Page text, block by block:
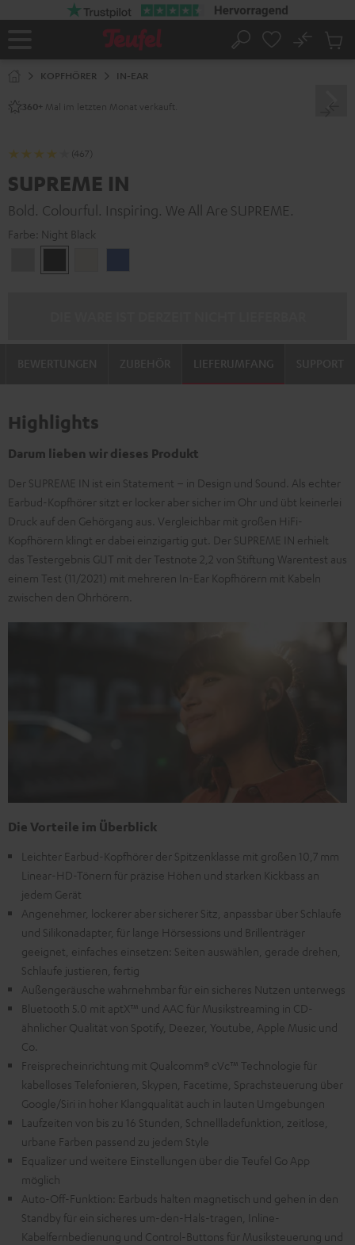
Startseite
Suche
No
KOPFHÖRER IN-EAR
360+ Mal im letzten Monat verkauft.
(467)
SUPREME IN
Bold. Colourful. Inspiring. We All Are SUPREME.
Farbe: Night Black
Gray
Black
White
LIEFERUMFANG
Highlights
Darum lieben wir dieses Produkt
Der SUPREME IN ist ein Statement – in Design und Sound. Als echter
Earbud-Kopfhörer sitzt er locker aber sicher im Ohr und übt keinerlei
Druck auf den Gehörgang aus. Vergleichbar mit großen HiFi-
Kopfhörern klingt er dabei einzigartig gut. Der SUPREME IN erhielt
das Testergebnis GUT mit der Testnote 2,2 von Stiftung Warentest aus
einem Test (11/2021) mit mehreren In-Ear Kopfhörern mit Kabeln
zwischen den Ohrhörern.
Die Vorteile im Überblick
Leichter Earbud-Kopfhörer der Spitzenklasse mit großen 10,7 mm
Linear-HD-Tönern für präzise Höhen und starken Kickbass an
jedem Gerät
Angenehmer, lockerer aber sicherer Sitz, anpassbar über Schlaufe
und Silikonadapter, für lange Hörsessions und Brillenträger
geeignet, einfaches einsetzen: Seiten auswählen, gerade drehen,
Schlaufe justieren, fertig
Außengeräusche wahrnehmbar für ein sicheres Nutzen unterwegs
Bluetooth 5.0 mit aptX™ und AAC für Musikstreaming in CD-
ähnlicher Qualität von Spotify, Deezer, Youtube, Apple Music und
Co.
Freisprecheinrichtung mit Qualcomm® cVc™ Technologie für
kabelloses Telefonieren, Skypen, Facetime, Sprachsteuerung über
Google/Siri in hoher Klangqualität auch in lauten Umgebungen
Laufzeiten von bis zu 16 Stunden, Schnellladefunktion, zeitlose,
urbane Farben passend zu jedem Style
Equalizer und weitere Einstellungen über die Teufel Go App
möglich
Auto-Off-Funktion: Earbuds halten magnetisch und gehen in den
Standby für ein sicheres um-den-Hals-tragen, Inline-
Kabelfernbedienung und Control-Buttons für Musiksteuerung und